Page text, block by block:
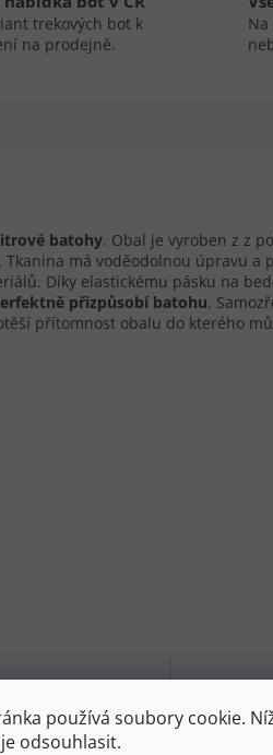
používá soubory cookie.
odsouhlasit.
trekových bot k
na prodejně.
batohy. Obal je vyroben z z
má voděodolnou úpravu a
Díky elastickému pásku na
přizpůsobí batohu.
přítomnost obalu do kterého